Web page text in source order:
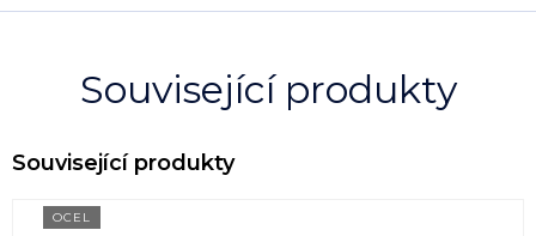
Související produkty
OCEL